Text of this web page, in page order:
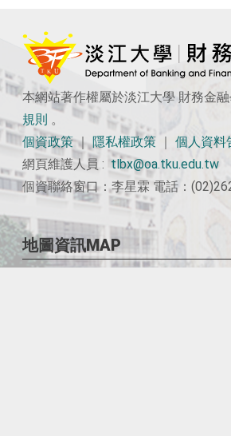
本網站著作權屬於淡江大學 財務金
規則 。
個資政策｜隱私權政策
個人資料
網頁維護人員 :tlbx@oa.tku.edu.tw
個資聯絡窗口：李星霖 電話：
地圖資訊MAP